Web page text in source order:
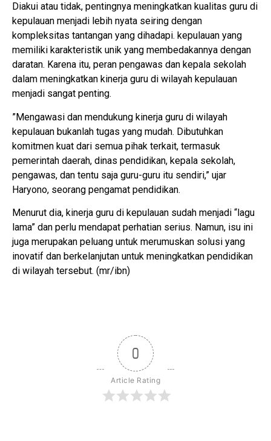
Diakui atau tidak, pentingnya meningkatkan kualitas guru di
kepulauan menjadi lebih nyata seiring dengan
kompleksitas tantangan yang dihadapi. kepulauan yang
memiliki karakteristik unik yang membedakannya dengan
daratan. Karena itu, peran pengawas dan kepala sekolah
dalam meningkatkan kinerja guru di wilayah kepulauan
menjadi sangat penting.
”Mengawasi dan mendukung kinerja guru di wilayah
kepulauan bukanlah tugas yang mudah. Dibutuhkan
komitmen kuat dari semua pihak terkait, termasuk
pemerintah daerah, dinas pendidikan, kepala sekolah,
pengawas, dan tentu saja guru-guru itu sendiri,” ujar
Haryono, seorang pengamat pendidikan.
Menurut dia, kinerja guru di kepulauan sudah menjadi “lagu
lama” dan perlu mendapat perhatian serius. Namun, isu ini
juga merupakan peluang untuk merumuskan solusi yang
inovatif dan berkelanjutan untuk meningkatkan pendidikan
di wilayah tersebut. (mr/ibn)
0
Article Rating